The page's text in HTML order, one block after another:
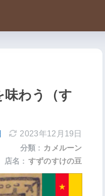
味わう（す
2023年12月19日
分類 : カメルーン
店名 : すずのすけの豆